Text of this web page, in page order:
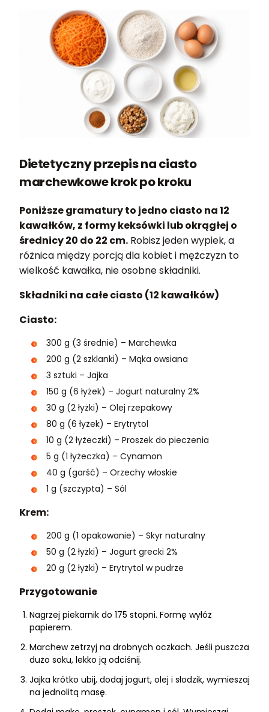
Dietetyczny przepis na ciasto
marchewkowe krok po kroku
Poniższe gramatury to jedno ciasto na 12
kawałków, z formy keksówki lub okrągłej o
średnicy 20 do 22 cm. Robisz jeden wypiek, a
różnica między porcją dla kobiet i mężczyzn to
wielkość kawałka, nie osobne składniki.
Składniki na całe ciasto (12 kawałków)
Ciasto:
300 g (3 średnie) – Marchewka
200 g (2 szklanki) – Mąka owsiana
3 sztuki – Jajka
150 g (6 łyżek) – Jogurt naturalny 2%
30 g (2 łyżki) – Olej rzepakowy
80 g (6 łyżek) – Erytrytol
10 g (2 łyżeczki) – Proszek do pieczenia
5 g (1 łyżeczka) – Cynamon
40 g (garść) – Orzechy włoskie
1 g (szczypta) – Sól
Krem:
200 g (1 opakowanie) – Skyr naturalny
50 g (2 łyżki) – Jogurt grecki 2%
20 g (2 łyżki) – Erytrytol w pudrze
Przygotowanie
Nagrzej piekarnik do 175 stopni. Formę wyłóż
papierem.
Marchew zetrzyj na drobnych oczkach. Jeśli puszcza
dużo soku, lekko ją odciśnij.
Jajka krótko ubij, dodaj jogurt, olej i słodzik, wymieszaj
na jednolitą masę.